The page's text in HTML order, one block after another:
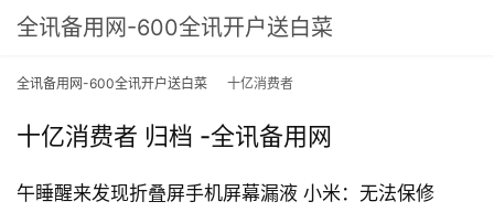
全讯备用网-600全讯开户送白菜
全讯备用网-600全讯开户送白菜 十亿消费者
十亿消费者 归档 -全讯备用网
午睡醒来发现折叠屏手机屏幕漏液 小米：无法保修